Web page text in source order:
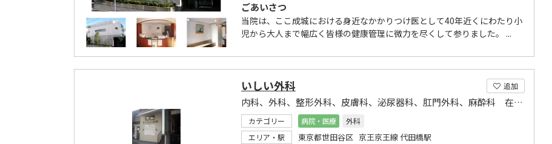
ごあいさつ
当院は、ここ成城における身近なかかりつけ医として40年近くにわたり小
児から大人まで幅広く皆様の健康管理に微力を尽くして参りました。 ...
追加
いしい外科
内科、外科、整形外科、皮膚科、泌尿器科、肛門外科、麻酔科 在宅医療、認知症サポート医
カテゴリー 病院・医療
外科
エリア・駅
東京都世田谷区 京王京王線 代田橋駅